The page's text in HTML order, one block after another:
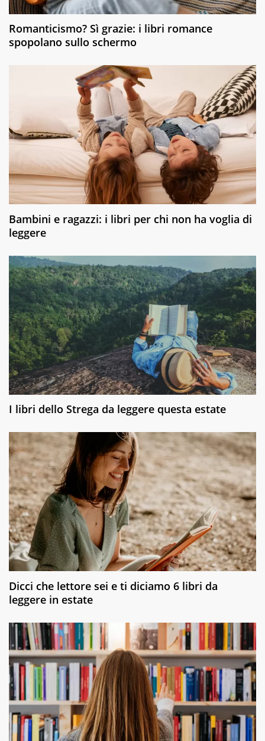
Romanticismo? Sì grazie: i libri romance
spopolano sullo schermo
Bambini e ragazzi: i libri per chi non ha voglia di
leggere
I libri dello Strega da leggere questa estate
Dicci che lettore sei e ti diciamo 6 libri da
leggere in estate